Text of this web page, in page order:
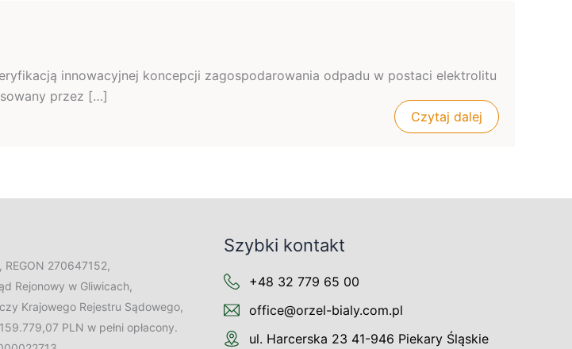
innowacyjnej koncepcji zagospodarowania odpadu w postaci elektrolitu
przez […]
Czytaj dalej
270647152,
Rejonowy w Gliwicach,
Krajowego Rejestru Sądowego,
PLN w pełni opłacony.
Szybki kontakt
+48 32 779 65 00
office@orzel-bialy.com.pl
ul. Harcerska 23 41-946 Piekary Śląskie